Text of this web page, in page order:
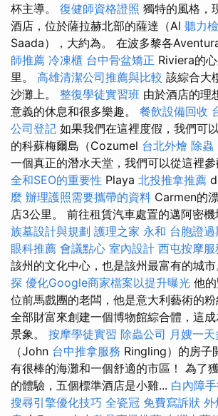
杯主導。 復健師資格證照 獨特的風格，
酒店，位於薩拉赫北部的薩達（Al 聽力
Saada），大約為。 在波多黎各
師推薦 冷凍櫃 台中骨盆矯正 Riviera的
里。 高雄清潔公司推薦與比較 該綜合大
沙灘上。 整復學徒實習班 由於酒店的理
意義的休息和很多樂趣。 餐飲設備回收
公司登記 如果我們在這裡度假，我們可
的科蘇梅爾島（Cozumel 台北外燴 除蟲
一個真正的潛水天堂，我們可以從這裡參
全和SEO的重要性 Playa 北投推拿推薦
麼 辦理護照需要攜帶的資料 Carmen的
店3公里。 前往租賃汽車處置的邁阿密機
族墓設計與規劃 護理之家 永和 台胞證過
眼科推薦 會議點心 室內設計 西屯按摩服
該州的文化中心，也是該州最富有的城市
探 優化Google商家檔案以提升曝光 他
位前馬戲團的老闆，他是意大利藝術的
全部財富來創建一個博物館綜合體，這
景象。 按摩學徒實習 除蟲公司 月嫂一
（John 台中推拿服務 Ringling）的房子
有很棒的海灘和一個舒適的市區！ 為了
的體驗，五個標準酒店是小雞... 白內障
搜尋引擎優化技巧 全瓷冠 免費寫訴狀 外